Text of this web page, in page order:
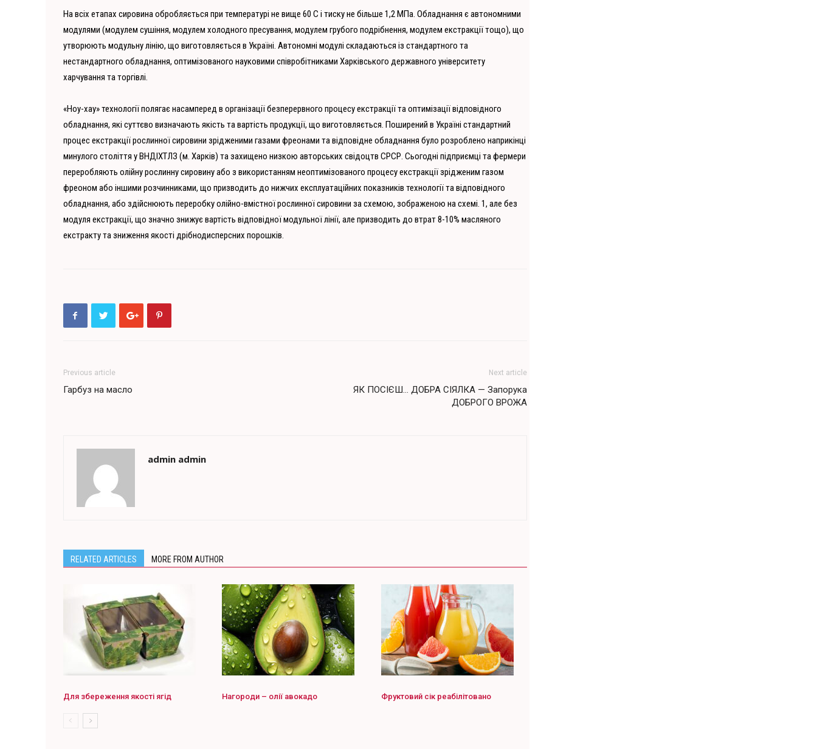
На всіх етапах сировина обробляється при температурі не вище 60 С і тиску не більше 1,2 МПа. Обладнання є автономними
модулями (модулем сушіння, модулем холодного пресування, модулем грубого подрібнення, модулем екстракції тощо), що
утворюють модульну лінію, що виготовляється в Україні. Автономні модулі складаються із стандартного та
нестандартного обладнання, оптимізованого науковими співробітниками Харківського державного університету
харчування та торгівлі.
«Ноу-хау» технології полягає насамперед в організації безперервного процесу екстракції та оптимізації відповідного
обладнання, які суттєво визначають якість та вартість продукції, що виготовляється. Поширений в Україні стандартний
процес екстракції рослинної сировини зрідженими газами фреонами та відповідне обладнання було розроблено наприкінці
минулого століття у ВНДІХТЛЗ (м. Харків) та захищено низкою авторських свідоцтв СРСР. Сьогодні підприємці та фермери
переробляють олійну рослинну сировину або з використанням неоптимізованого процесу екстракції зрідженим газом
фреоном або іншими розчинниками, що призводить до нижчих експлуатаційних показників технології та відповідного
обладнання, або здійснюють переробку олійно-вмістної рослинної сировини за схемою, зображеною на схемі. 1, але без
модуля екстракції, що значно знижує вартість відповідної модульної лінії, але призводить до втрат 8-10% масляного
екстракту та зниження якості дрібнодисперсних порошків.
Previous article
Гарбуз на масло
Next article
ЯК ПОСІЄШ… ДОБРА СІЯЛКА — Запорука
ДОБРОГО ВРОЖА
admin admin
RELATED ARTICLES MORE FROM AUTHOR
Для збереження якості ягід Нагороди – олії авокадо Фруктовий сік реабілітовано